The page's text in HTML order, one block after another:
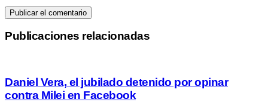
Publicaciones relacionadas
Daniel Vera, el jubilado detenido por opinar
contra Milei en Facebook